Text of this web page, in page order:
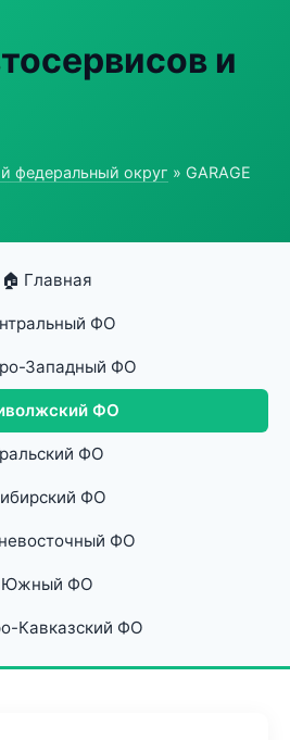
и
федеральный округ » GARAGE
🏠 Главная
ФО
Западный ФО
ФО
ФО
ФО
ФО
Южный ФО
Кавказский ФО